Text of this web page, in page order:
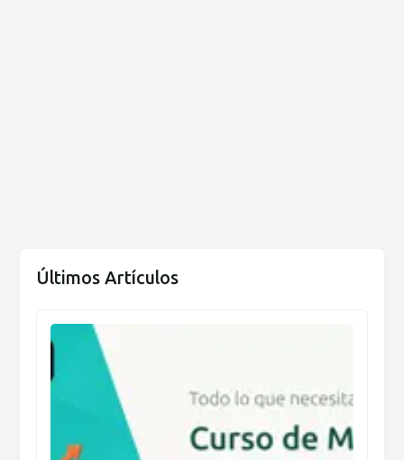
Últimos Artículos